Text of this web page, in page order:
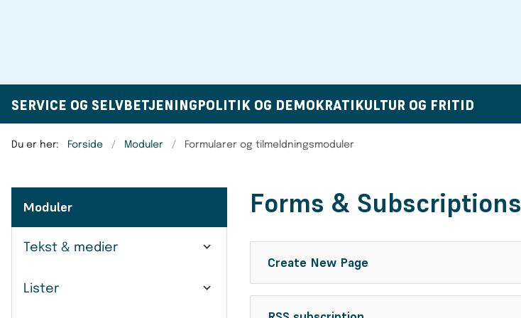
SERVICE OG SELVBETJENINGPOLITIK OG DEMOKRATIKULTUR OG FRITID
Du er her: Forside Moduler Formularer og tilmeldningsmoduler
Moduler
Tekst & medier
Lister
Forms & Subscriptions
Create New Page